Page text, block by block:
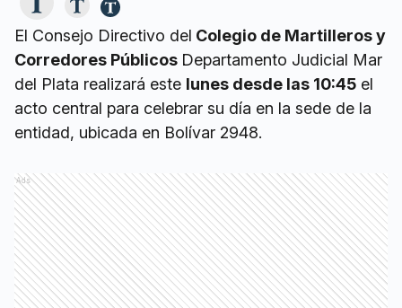
El Consejo Directivo del Colegio de Martilleros y
Corredores Públicos Departamento Judicial Mar
del Plata realizará este lunes desde las 10:45 el
acto central para celebrar su día en la sede de la
entidad, ubicada en Bolívar 2948.
Ads